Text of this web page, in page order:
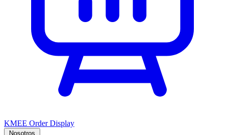
KMEE Order Display